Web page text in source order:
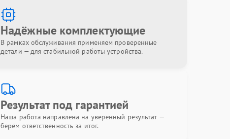
Надёжные комплектующие
В рамках обслуживания применяем проверенные
детали — для стабильной работы устройства.
Результат под гарантией
Наша работа направлена на уверенный результат —
берём ответственность за итог.